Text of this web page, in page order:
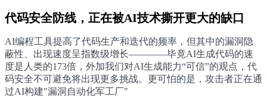
代码安全防线，正在被AI技术撕开更大的缺口
AI编程工具提高了代码生产和迭代的频率，但其中的漏洞隐
蔽性、出现速度呈指数级增长————毕竟AI生成代码的速
度是人类的173倍，外加我们对AI生成能力“可信”的观点，代
码安全不可避免将出现更多挑战。更可怕的是，攻击者正在通
过AI构建"漏洞自动化军工厂"